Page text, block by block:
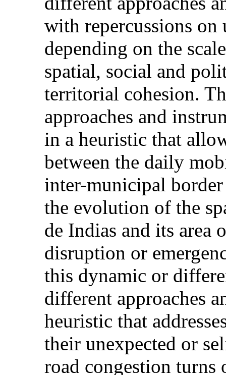
with repercussions
depending on the
spatial, social and
territorial cohesion.
approaches and
in a heuristic that
between the daily
inter-municipal
the evolution of the
de Indias and its area
disruption or
this dynamic or
different approaches
heuristic that
their unexpected or
road congestion turns